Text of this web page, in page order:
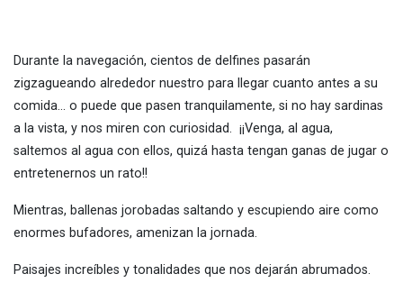
Durante la navegación, cientos de delfines pasarán
zigzagueando alrededor nuestro para llegar cuanto antes a su
comida… o puede que pasen tranquilamente, si no hay sardinas
a la vista, y nos miren con curiosidad. ¡¡Venga, al agua,
saltemos al agua con ellos, quizá hasta tengan ganas de jugar o
entretenernos un rato!!
Mientras, ballenas jorobadas saltando y escupiendo aire como
enormes bufadores, amenizan la jornada.
Paisajes increíbles y tonalidades que nos dejarán abrumados.